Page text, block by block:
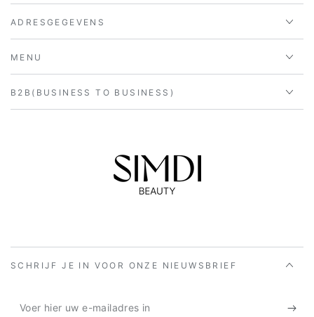
ADRESGEGEVENS
MENU
B2B(BUSINESS TO BUSINESS)
SCHRIJF JE IN VOOR ONZE NIEUWSBRIEF
Voer